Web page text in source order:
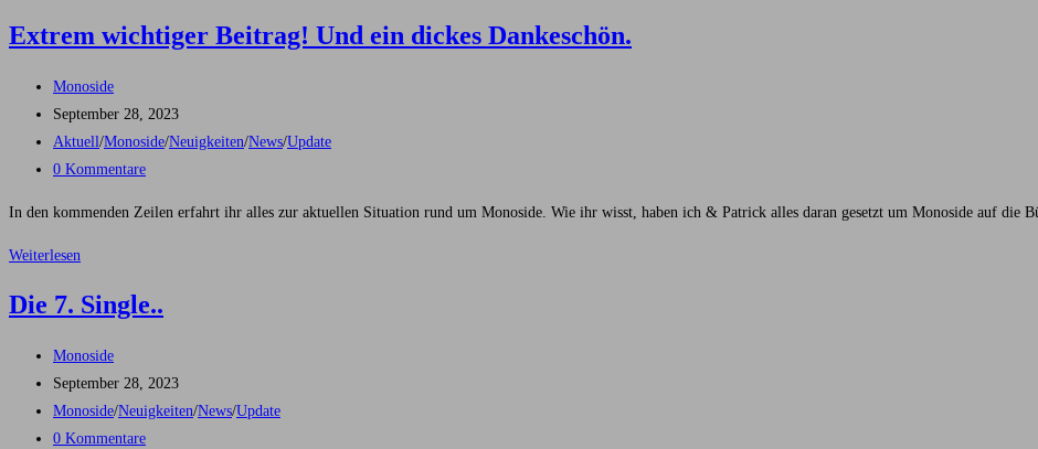
Extrem wichtiger Beitrag! Und ein dickes Dankeschön.
Beitrags-
Autor:
Monoside
Beitrag
veröffentlicht:
September 28, 2023
Beitrags-
Kategorie:
Aktuell/Monoside/Neuigkeiten/News/Update
Beitrags-
0 Kommentare
In den kommenden Zeilen erfahrt ihr alles zur aktuellen Situation rund um Monoside. Wie ihr wisst, haben ich & Patrick alles daran gesetzt um Monoside auf die
Weiterlesen
Beitrag!
ein
dickes
Dankeschön.
Die 7. Single..
Beitrags-
Autor:
Monoside
Beitrag
veröffentlicht:
September 28, 2023
Beitrags-
Kategorie:
Monoside/Neuigkeiten/News/Update
Beitrags-
0 Kommentare